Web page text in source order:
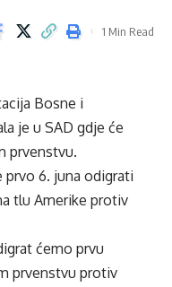
1 Min Read
Bosne i
je u SAD gdje će
prvenstvu.
prvo 6. juna odigrati
tlu Amerike protiv
ćemo prvu
prvenstvu protiv